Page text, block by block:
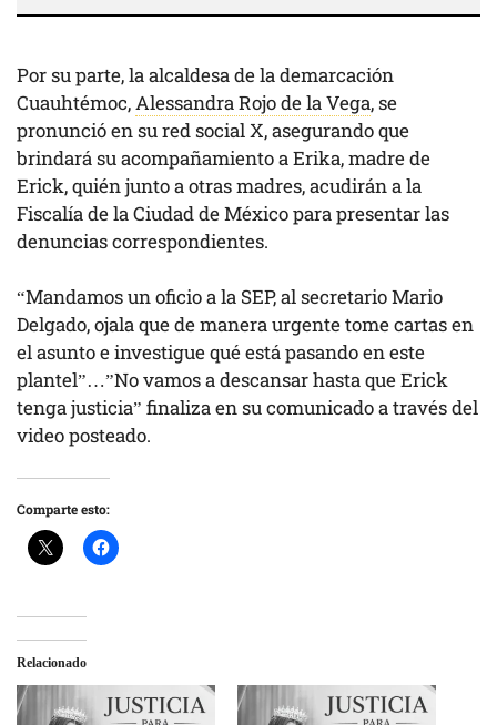
Por su parte, la alcaldesa de la demarcación
Cuauhtémoc, Alessandra Rojo de la Vega, se
pronunció en su red social X, asegurando que
brindará su acompañamiento a Erika, madre de
Erick, quién junto a otras madres, acudirán a la
Fiscalía de la Ciudad de México para presentar las
denuncias correspondientes.
“Mandamos un oficio a la SEP, al secretario Mario
Delgado, ojala que de manera urgente tome cartas en
el asunto e investigue qué está pasando en este
plantel”…”No vamos a descansar hasta que Erick
tenga justicia” finaliza en su comunicado a través del
video posteado.
Comparte esto:
Relacionado